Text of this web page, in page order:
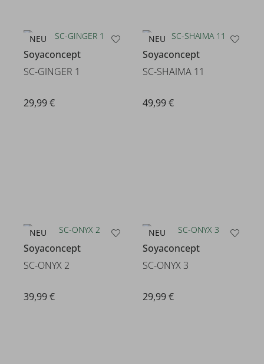
NEU
Soyaconcept
SC-GINGER 1
29,99 €
NEU
Soyaconcept
SC-SHAIMA 11
49,99 €
NEU
Soyaconcept
SC-ONYX 2
39,99 €
NEU
Soyaconcept
SC-ONYX 3
29,99 €